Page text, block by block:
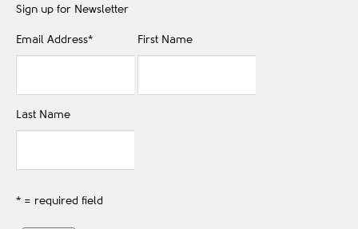
Sign up for Newsletter
Email Address* First Name
Last Name
* = required field